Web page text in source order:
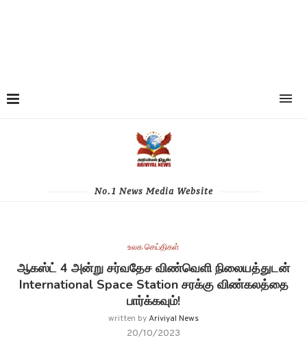
No.1 News Media Website
உலக செய்திகள்
ஆகஸ்ட் 4 அன்று சர்வதேச விண்வெளி நிலையத்துடன்
International Space Station சரக்கு விண்கலத்தை
பார்க்கவும்!
written byAriviyal News
20/10/2023